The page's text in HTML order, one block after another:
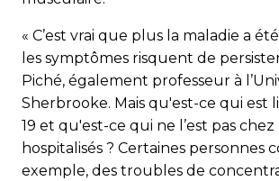
« C’est vrai que plus la maladie a
les symptômes risquent de
Piché, également professeur à
Sherbrooke. Mais qu'est-ce qui est
19 et qu'est-ce qui ne l’est pas
hospitalisés ? Certaines personnes
exemple, des troubles de